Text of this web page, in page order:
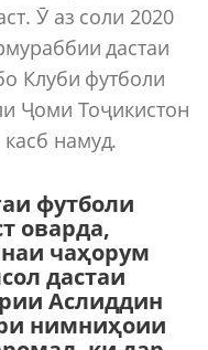
Ӯ аз соли 2020
дастаи
Клуби футболи
Ҷоми Тоҷикистон
намуд.
футболи
оварда,
чаҳорум
дастаи
Аслиддин
нимниҳоии